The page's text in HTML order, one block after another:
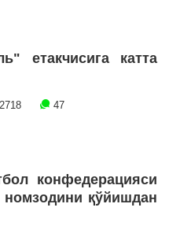
етакчисига катта
2718 47
конфедерацияси
номзодини қўйишдан